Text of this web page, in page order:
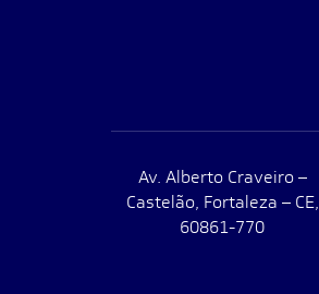
Av. Alberto Craveiro –
Castelão, Fortaleza – CE,
60861-770